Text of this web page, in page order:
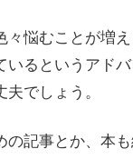
々悩むことが増
いるというアド
でしょう。
の記事とか、本